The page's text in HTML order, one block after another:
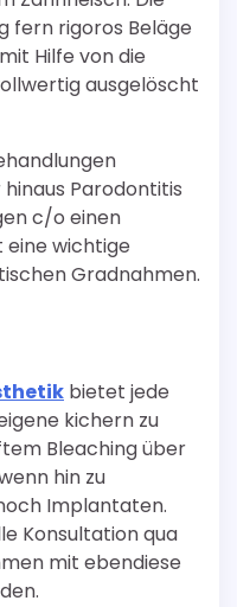
fern rigoros Beläge
Hilfe von die
ausgelöscht
Parodontitis
c/o einen
eine wichtige
Gradnahmen.
bietet jede
kichern zu
Bleaching über
hin zu
Implantaten.
Konsultation qua
mit ebendiese